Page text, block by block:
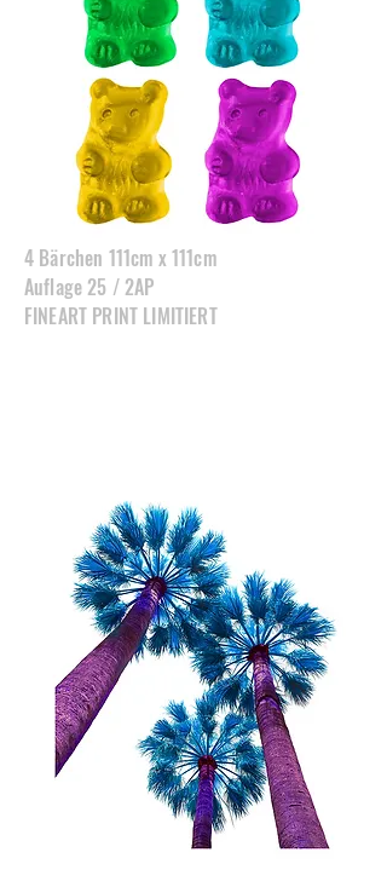
4 Bärchen 111cm x 111cm
Auflage 25 / 2AP
FINEART PRINT LIMITIERT